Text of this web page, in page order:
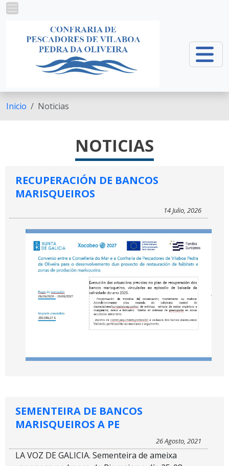
Pasar al contenido principal
Inicio Noticias
NOTICIAS
RECUPERACIÓN DE BANCOS
MARISQUEIROS
14 Julio, 2026
SEMENTEIRA DE BANCOS
MARISQUEIROS A PE
26 Agosto, 2021
LA VOZ DE GALICIA. Sementeira de ameixa